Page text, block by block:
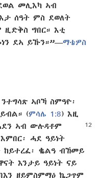
መሊእካ ኣብ
ሰዓት ምስ ደወለት
ግበር። እቲ
ደኣ ይኹን።”—ማቴዎስ
ኣቦኻ ስምዓዮ፡
(ምሳሌ 1:8) እዚ
ኣብ ውሉዳቶም
ሓደ ዓይነት
ከይተረፈ፡ ቈልዓ ብኸመይ
እንታይ ዓይነት ናይ
ዘይምስምማዕ ኬጋጥም